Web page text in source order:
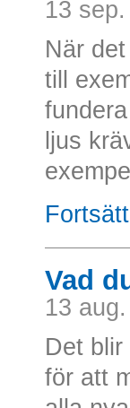
13
När
till
ljus
Vad
13
Det
för att